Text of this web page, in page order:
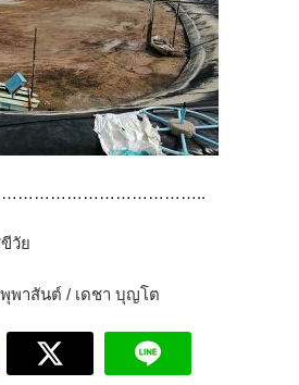
วัย
พาสันต์ / เดชา บุญโต